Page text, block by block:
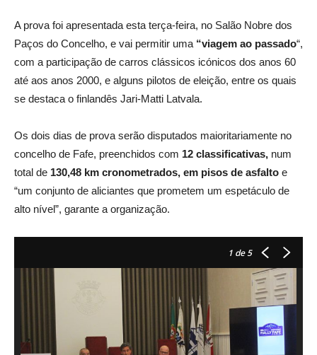
A prova foi apresentada esta terça-feira, no Salão Nobre dos
Paços do Concelho, e vai permitir uma “viagem ao passado“,
com a participação de carros clássicos icónicos dos anos 60
até aos anos 2000, e alguns pilotos de eleição, entre os quais
se destaca o finlandês Jari-Matti Latvala.
Os dois dias de prova serão disputados maioritariamente no
concelho de Fafe, preenchidos com 12 classificativas, num
total de 130,48 km cronometrados, em pisos de asfalto e
“um conjunto de aliciantes que prometem um espetáculo de
alto nível”, garante a organização.
1 de 5